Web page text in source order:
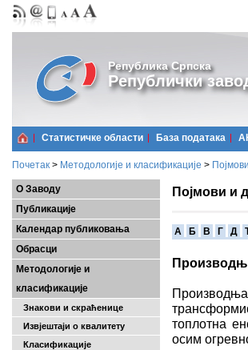
Република Српска
Републички
Статистичке области Базa података
Почетак > Методологије и класификације >
О Заводу
Публикације
Календар публиковања
Обрасци
Методологије и
класификације
Знакови и скраћенице
Извјештаји о квалитету
Класификације
Појмови и
A Б В Г Д
топлотна
осим